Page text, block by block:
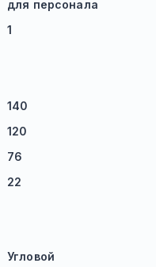
для персонала
1
140
120
76
22
Угловой